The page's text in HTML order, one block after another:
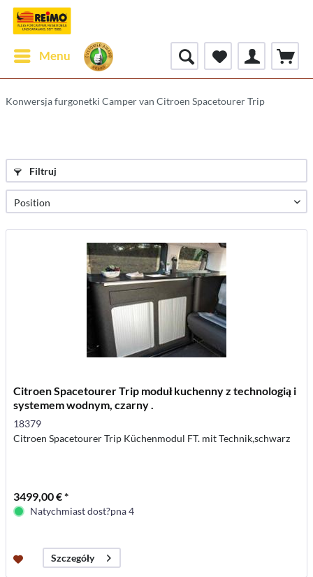
Menu
Konwersja furgonetki Camper van Citroen Spacetourer Trip
Filtruj
Citroen Spacetourer Trip moduł kuchenny z technologią i
systemem wodnym, czarny .
18379
Citroen Spacetourer Trip Küchenmodul FT. mit Technik,schwarz
3499,00 € *
Natychmiast dost?pna 4
Szczegóły